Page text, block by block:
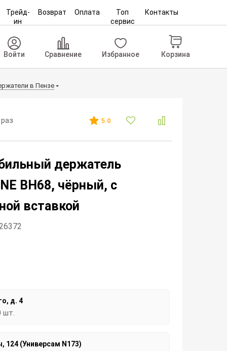
Трейд-
ин
Возврат Оплата
Топ
сервис
Контакты
Войти Сравнение Избранное Корзина
в Пензе
5.0
держатель
BH68, чёрный, с
вставкой
д. 4
шт.
124 (Универсам N173)